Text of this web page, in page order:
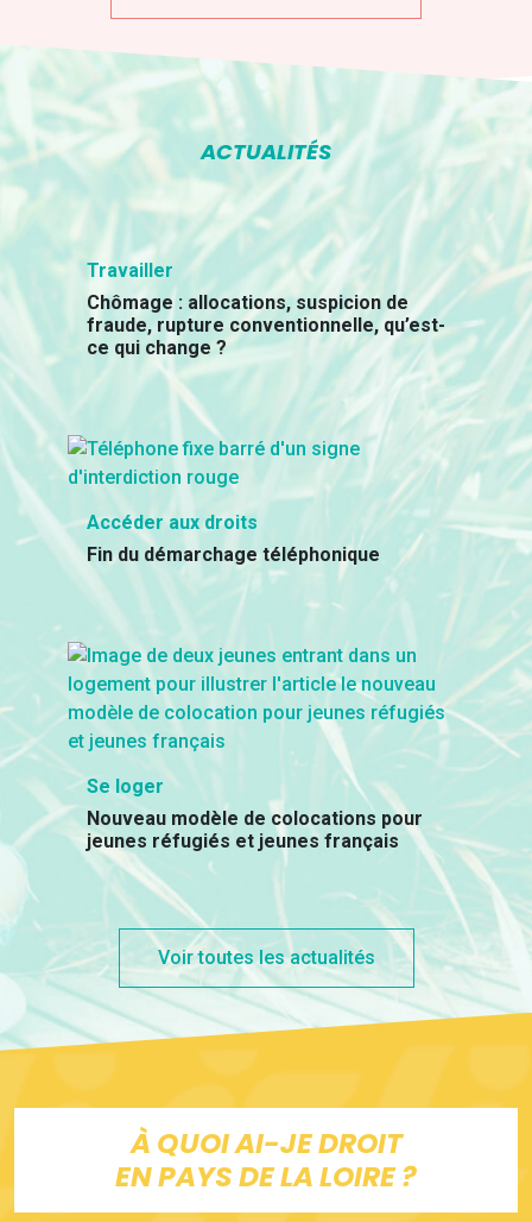
ACTUALITÉS
Travailler
Chômage : allocations, suspicion de
fraude, rupture conventionnelle, qu’est-
ce qui change ?
Accéder aux droits
Fin du démarchage téléphonique
Se loger
Nouveau modèle de colocations pour
jeunes réfugiés et jeunes français
Voir toutes les actualités
À QUOI AI-JE DROIT
EN PAYS DE LA LOIRE ?